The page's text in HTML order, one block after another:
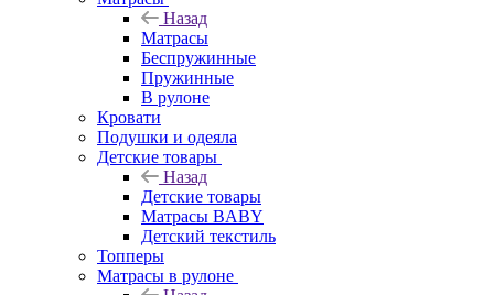
Назад
Матрасы
Беспружинные
Пружинные
В рулоне
Кровати
Подушки и одеяла
Детские товары
Назад
Детские товары
Матрасы BABY
Детский текстиль
Топперы
Матрасы в рулоне